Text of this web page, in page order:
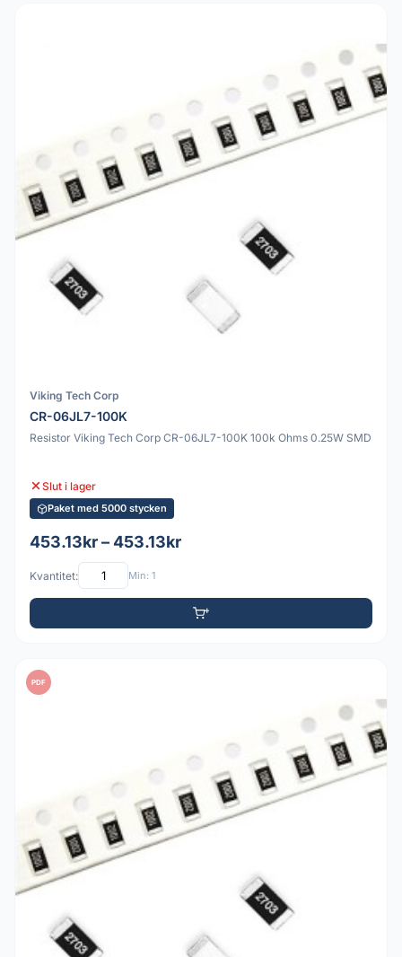
Viking Tech Corp
CR-06JL7-100K
Resistor Viking Tech Corp CR-06JL7-100K 100k Ohms 0.25W SMD
Slut i lager
Paket med 5000 stycken
453.13kr – 453.13kr
Kvantitet: Min: 1
PDF